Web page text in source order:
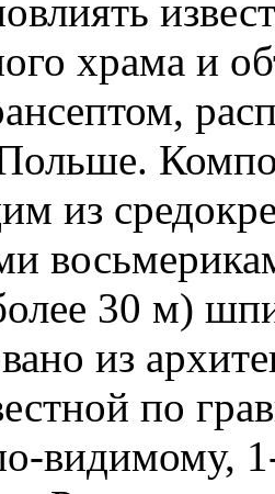
храма и
из
30 м)
из
по
видимому,